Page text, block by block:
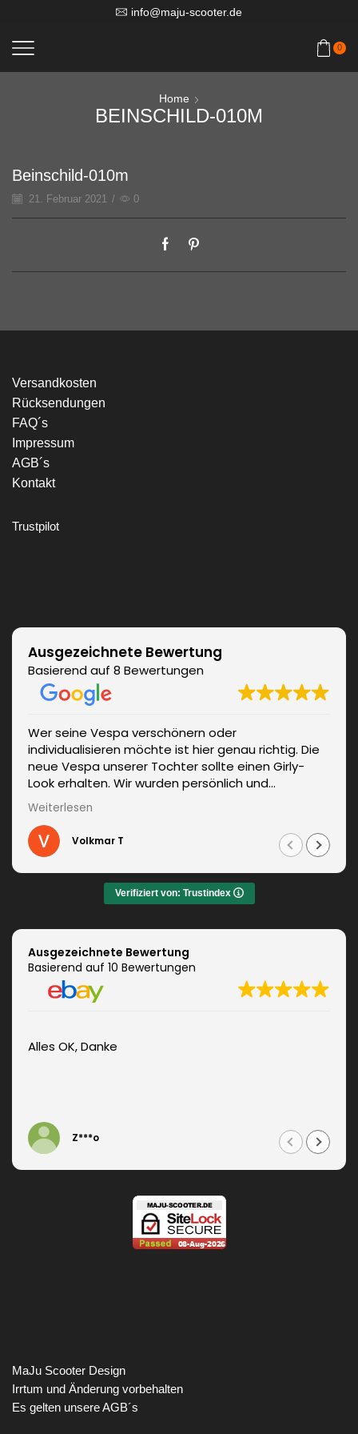
info@maju-scooter.de
0
Home
BEINSCHILD-010M
Beinschild-010m
21. Februar 2021 / 0
Versandkosten
Rücksendungen
FAQ´s
Impressum
AGB´s
Kontakt
Trustpilot
Ausgezeichnete Bewertung
Basierend auf 8 Bewertungen
Wer seine Vespa verschönern oder
individualisieren möchte ist hier genau richtig. Die
neue Vespa unserer Tochter sollte einen Girly-
Look erhalten. Wir wurden persönlich und
kompetent beraten. Die Lieferung erfolgte
unverzüglich. Weitere Änderungen waren auch kein
Problem und wurden sofort umgesetzt.
Informationen zum fachgerechten Anbringen sind
Das Ergebnis war jeden Euro wert. Vielen Dank!
Weiterlesen
Volkmar T
Verifiziert von: Trustindex
Ausgezeichnete Bewertung
Basierend auf 10 Bewertungen
Alles OK, Danke
Z***o
MaJu Scooter Design
Irrtum und Änderung vorbehalten
Es gelten unsere AGB´s